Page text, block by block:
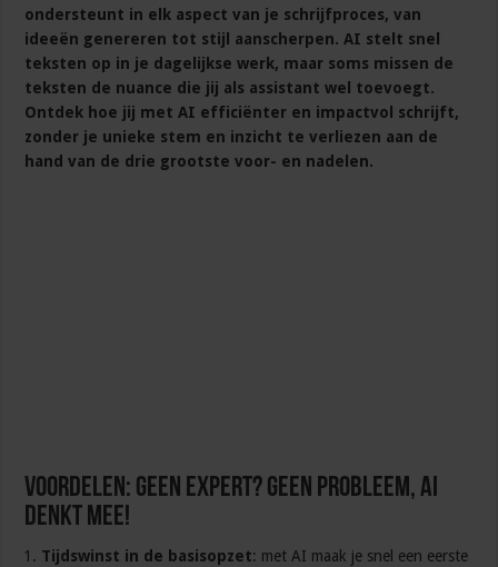
ondersteunt in elk aspect van je schrijfproces, van
ideeën genereren tot stijl aanscherpen. AI stelt snel
teksten op in je dagelijkse werk, maar soms missen de
teksten de nuance die jij als assistant wel toevoegt.
Ontdek hoe jij met AI efficiënter en impactvol schrijft,
zonder je unieke stem en inzicht te verliezen aan de
hand van de drie grootste voor- en nadelen.
Voordelen: Geen expert? Geen probleem, AI
denkt mee!
Tijdswinst in de basisopzet: met AI maak je snel een eerste